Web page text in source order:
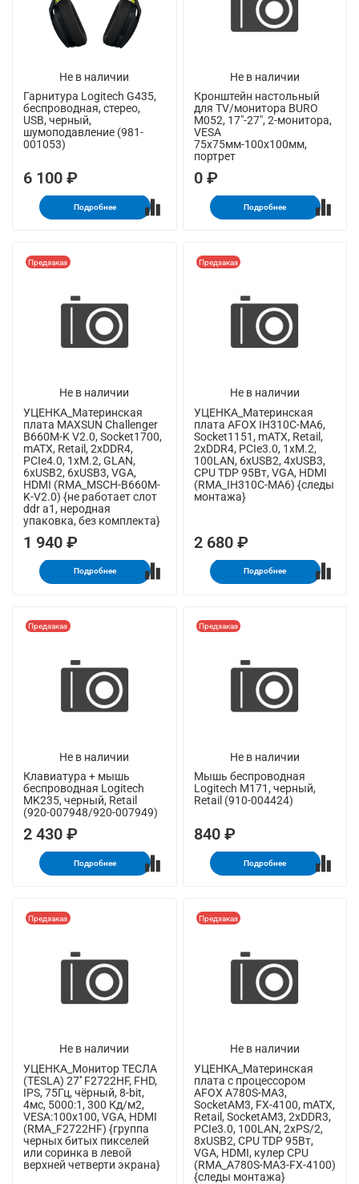
Не в наличии
Гарнитура Logitech G435,
беспроводная, стерео,
USB, черный,
шумоподавление (981-
001053)
6 100 ₽
Подробнее
Не в наличии
Кронштейн настольный
для TV/монитора BURO
M052, 17"-27", 2-монитора,
VESA
75x75мм-100x100мм,
портрет
0 ₽
Подробнее
Не в наличии
Предзаказ
УЦЕНКА_Материнская
плата MAXSUN Challenger
B660M-K V2.0, Socket1700,
mATX, Retail, 2xDDR4,
PCIe4.0, 1xM.2, GLAN,
6xUSB2, 6xUSB3, VGA,
HDMI (RMA_MSCH-B660M-
K-V2.0) {не работает слот
ddr a1, неродная
упаковка, без комплекта}
1 940 ₽
Подробнее
Не в наличии
Предзаказ
УЦЕНКА_Материнская
плата AFOX IH310C-MA6,
Socket1151, mATX, Retail,
2xDDR4, PCIe3.0, 1xM.2,
100LAN, 6xUSB2, 4xUSB3,
CPU TDP 95Вт, VGA, HDMI
(RMA_IH310C-MA6) {следы
монтажа}
2 680 ₽
Подробнее
Не в наличии
Предзаказ
Клавиатура + мышь
беспроводная Logitech
MK235, черный, Retail
(920-007948/920-007949)
2 430 ₽
Подробнее
Не в наличии
Предзаказ
Мышь беспроводная
Logitech M171, черный,
Retail (910-004424)
840 ₽
Подробнее
Не в наличии
Предзаказ
УЦЕНКА_Монитор ТЕСЛА
(TESLA) 27'' F2722HF, FHD,
IPS, 75Гц, чёрный, 8-bit,
4мс, 5000:1, 300 Кд/м2,
VESA:100x100, VGA, HDMI
(RMA_F2722HF) {группа
черных битых пикселей
или соринка в левой
верхней четверти экрана}
Не в наличии
Предзаказ
УЦЕНКА_Материнская
плата с процессором
AFOX A780S-MA3,
SocketAM3, FX-4100, mATX,
Retail, SocketAM3, 2xDDR3,
PCIe3.0, 100LAN, 2xPS/2,
8xUSB2, CPU TDP 95Вт,
VGA, HDMI, кулер CPU
(RMA_A780S-MA3-FX-4100)
{следы монтажа}